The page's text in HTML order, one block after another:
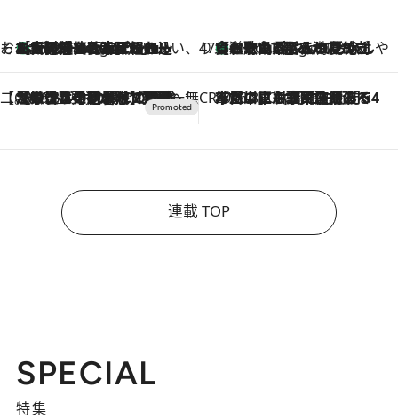
そおだよおこの関西おいしい、おやつ紀行6 Hours Ago
［大阪府箕面市］一皿一皿目の前で仕上げられる、料理を巧みに組み込んだアシェットデセールコース「ミチル アシェット デセール（Michiru assiette dessert）」 47都道府県の手みやげ ひんやりスイーツで夏を満喫
6 Hours Ago
【和歌山県】この夏絶対食べたい 冷やしておいしいおやつ3選 みかんがごろっと丸ごと入ったジュレ
【CREA×星野リゾート】唯一無二。癒しと発見が待つ場所へ
2026.8.7
【トンボの足水浴】ヒノキの香りに包まれて涼感マックス！約13℃の湧水かけ流しを避暑地「星野温泉 トンボの湯」で体験 CREA'S CHOICE
2026.8.7
「立川にも歌舞伎があるんだよ」 片岡仁左衛門・市川中車ら豪華座組みで4年目の立川立飛歌舞伎へ
連載 TOP
SPECIAL
特集